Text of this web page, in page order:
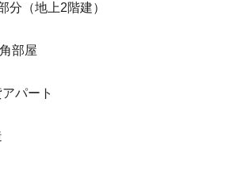
分（地上2階建）
部屋
パート